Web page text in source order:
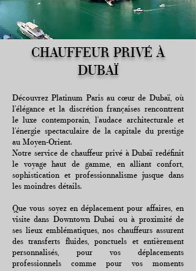
CHAUFFEUR PRIVÉ À
DUBAÏ
Découvrez Platinum Paris au cœur de Dubaï, où
l’élégance et la discrétion françaises rencontrent
le luxe contemporain, l’audace architecturale et
l’énergie spectaculaire de la capitale du prestige
au Moyen-Orient.
Notre service de chauffeur privé à Dubaï redéfinit
le voyage haut de gamme, en alliant confort,
sophistication et professionnalisme jusque dans
les moindres détails.
Que vous soyez en déplacement pour affaires, en
visite dans Downtown Dubai ou à proximité de
ses lieux emblématiques, nos chauffeurs assurent
des transferts fluides, ponctuels et entièrement
personnalisés, pour vos déplacements
professionnels comme pour vos moments